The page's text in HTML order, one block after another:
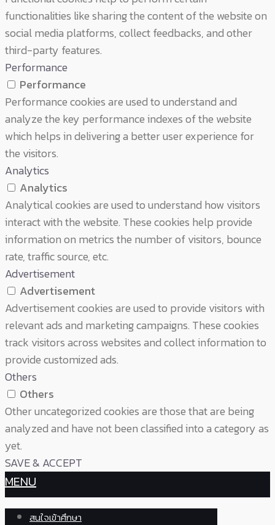
functionalities like sharing the content of the website on
social media platforms, collect feedbacks, and other
third-party features.
Performance
Performance
Performance cookies are used to understand and
analyze the key performance indexes of the website
which helps in delivering a better user experience for
the visitors.
Analytics
Analytics
Analytical cookies are used to understand how visitors
interact with the website. These cookies help provide
information on metrics the number of visitors, bounce
rate, traffic source, etc.
Advertisement
Advertisement
Advertisement cookies are used to provide visitors with
relevant ads and marketing campaigns. These cookies
track visitors across websites and collect information to
provide customized ads.
Others
Others
Other uncategorized cookies are those that are being
analyzed and have not been classified into a category as
yet.
SAVE & ACCEPT
MENU
สนใจเข้าศึกษา